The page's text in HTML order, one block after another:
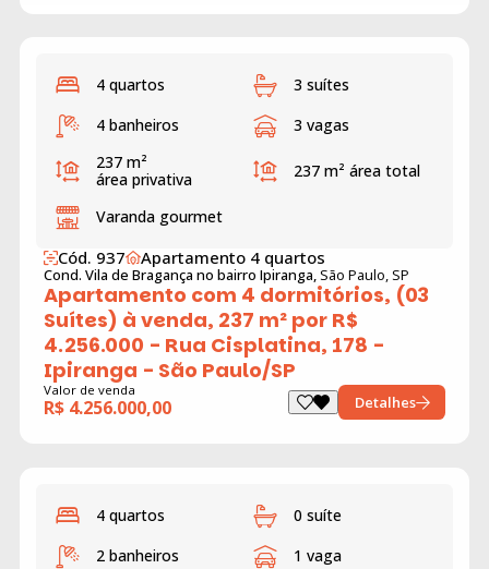
4 quartos
3 suítes
4 banheiros
3 vagas
237 m²
área privativa
237 m² área total
Varanda gourmet
Cód. 937 Apartamento 4 quartos
Cond. Vila de Bragança no bairro Ipiranga, São Paulo, SP
Apartamento com 4 dormitórios, (03
Suítes) à venda, 237 m² por R$
4.256.000 - Rua Cisplatina, 178 -
Ipiranga - São Paulo/SP
Valor de venda
R$ 4.256.000,00 Detalhes
4 quartos
0 suíte
2 banheiros
1 vaga